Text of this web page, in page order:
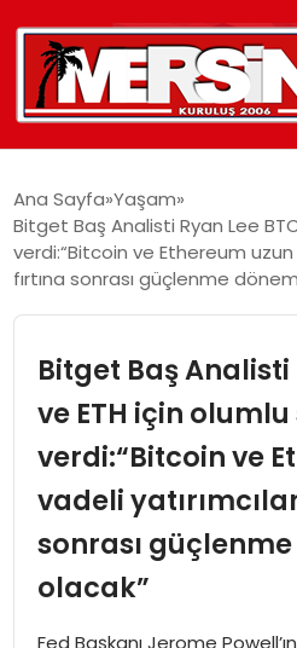
YAŞAM
SAĞLIK
EĞITIM
SPOR
EKONOMI
Ana Sayfa Yaşam
Bitget Baş Analisti Ryan Lee
verdi:“Bitcoin ve Ethereum uzun
fırtına sonrası güçlenme
Bitget Baş Analisti
ve ETH için
verdi:“Bitcoin ve
vadeli
sonrası
olacak”
Fed Başkanı Jerome